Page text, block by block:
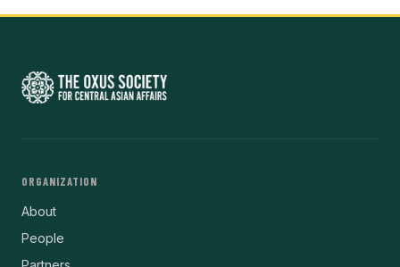
ORGANIZATION
About
People